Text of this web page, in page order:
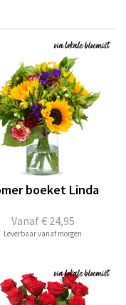
Vanaf€ 24,95
boeket Linda
Leverbaar vanaf morgen